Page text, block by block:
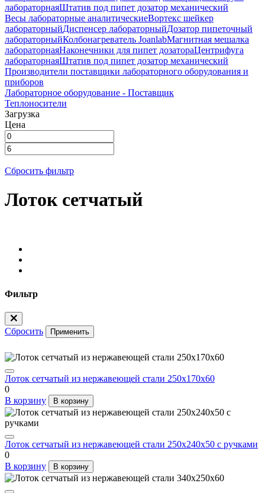
лабораторнаяШтатив под пипет дозатор механический
Весы лабораторные аналитическиеВортекс шейкер
лабораторныйДиспенсер лабораторныйДозатор пипеточный
лабораторныйКолбонагреватель JoanlabМагнитная мешалка
лабораторнаяНаконечники для пипет дозатораЦентрифуга
лабораторнаяШтатив под пипет дозатор механический
Производители поставщики лабораторного оборудования и
приборов
Лабораторное оборудование - Поставщик
Теплоносители
Загрузка
Цена
Сбросить фильтр
Лоток сетчатый
Фильтр
Сбросить Применить
Лоток сетчатый из нержавеющей стали 250х170х60
0
В корзину
В корзину
Лоток сетчатый из нержавеющей стали 250х240х50 с ручками
0
В корзину
В корзину